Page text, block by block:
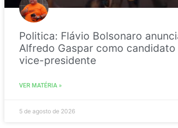
Politica: Flávio Bolsonaro
Alfredo Gaspar como candidato
vice-presidente
VER MATÉRIA »
5 de agosto de 2026